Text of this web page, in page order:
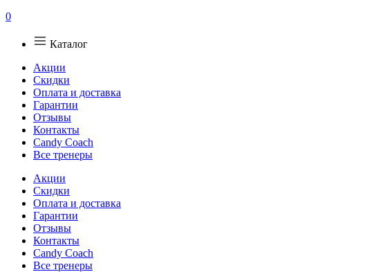
0
Каталог
Акции
Скидки
Оплата и доставка
Гарантии
Отзывы
Контакты
Candy Coach
Все тренеры
Акции
Скидки
Оплата и доставка
Гарантии
Отзывы
Контакты
Candy Coach
Все тренеры